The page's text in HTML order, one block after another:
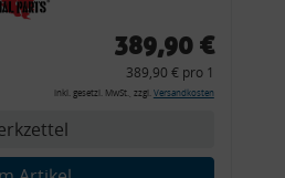
2x Kappe,
389,90 €
389,90 € pro 1
inkl. gesetzl. MwSt., zzgl. Versandkosten